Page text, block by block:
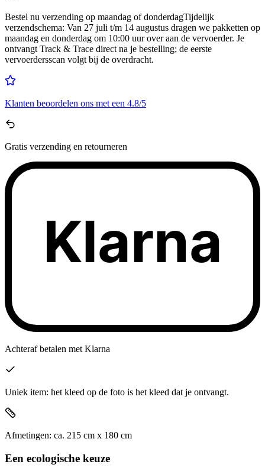
Bestel nu verzending op maandag of donderdagTijdelijk
verzendschema: Van 27 juli t/m 14 augustus dragen we pakketten op
maandag en donderdag om 10:00 uur over aan de vervoerder. Je
ontvangt Track & Trace direct na je bestelling; de eerste
vervoerdersscan volgt bij de overdracht.
Klanten beoordelen ons met een 4.8/5
Gratis verzending en retourneren
Klarna
Achteraf betalen met Klarna
Uniek item: het kleed op de foto is het kleed dat je ontvangt.
Afmetingen: ca. 215 cm x 180 cm
Een ecologische keuze